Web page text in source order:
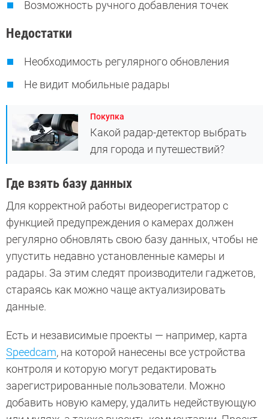
Возможность ручного добавления точек
Недостатки
Необходимость регулярного обновления
Не видит мобильные радары
Покупка
Какой радар-детектор выбрать
для города и путешествий?
Где взять базу данных
Для корректной работы видеорегистратор с
функцией предупреждения о камерах должен
регулярно обновлять свою базу данных, чтобы не
упустить недавно установленные камеры и
радары. За этим следят производители гаджетов,
стараясь как можно чаще актуализировать
данные.
Есть и независимые проекты — например, карта
Speedcam, на которой нанесены все устройства
контроля и которую могут редактировать
зарегистрированные пользователи. Можно
добавить новую камеру, удалить недействующую